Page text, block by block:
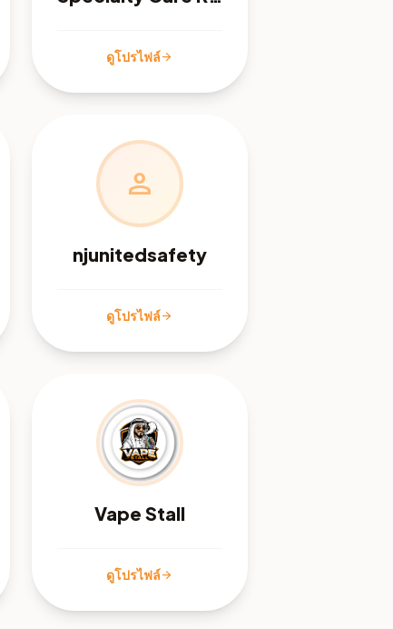
ดูโปรไฟล์arrow_forward
person
njunitedsafety
ดูโปรไฟล์arrow_forward
Vape Stall
ดูโปรไฟล์arrow_forward